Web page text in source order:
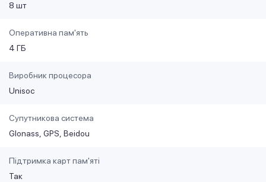
8 шт
Оперативна пам'ять
4 ГБ
Виробник процесора
Unisoc
Супутникова система
Glonass GPS Beidou
Підтримка карт пам'яті
Так